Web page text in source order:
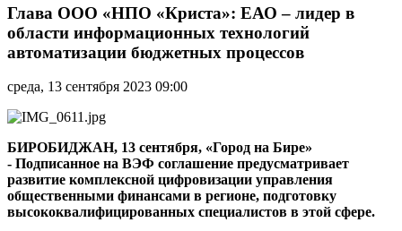
ООО
«Криста»:
ЕАО
лидер
области
технологий
автоматизации
бюджетных
процессов
Глава ООО «НПО «Криста»: ЕАО – лидер в
области информационных технологий
автоматизации бюджетных процессов
среда, 13 сентября 2023 09:00
БИРОБИДЖАН, 13 сентября, «Город на Бире»
- Подписанное на ВЭФ соглашение предусматривает
развитие комплексной цифровизации управления
общественными финансами в регионе, подготовку
высококвалифицированных специалистов в этой сфере.